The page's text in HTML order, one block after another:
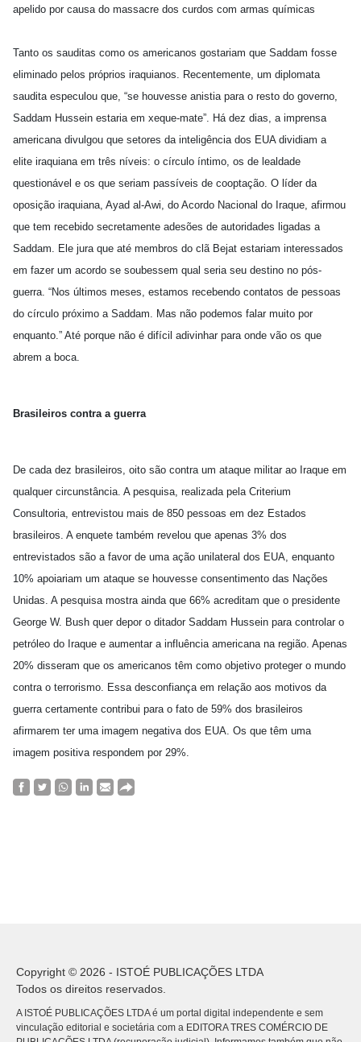
apelido por causa do massacre dos curdos com armas químicas
Tanto os sauditas como os americanos gostariam que Saddam fosse
eliminado pelos próprios iraquianos. Recentemente, um diplomata
saudita especulou que, “se houvesse anistia para o resto do governo,
Saddam Hussein estaria em xeque-mate”. Há dez dias, a imprensa
americana divulgou que setores da inteligência dos EUA dividiam a
elite iraquiana em três níveis: o círculo íntimo, os de lealdade
questionável e os que seriam passíveis de cooptação. O líder da
oposição iraquiana, Ayad al-Awi, do Acordo Nacional do Iraque, afirmou
que tem recebido secretamente adesões de autoridades ligadas a
Saddam. Ele jura que até membros do clã Bejat estariam interessados
em fazer um acordo se soubessem qual seria seu destino no pós-
guerra. “Nos últimos meses, estamos recebendo contatos de pessoas
do círculo próximo a Saddam. Mas não podemos falar muito por
enquanto.” Até porque não é difícil adivinhar para onde vão os que
abrem a boca.
Brasileiros contra a guerra
De cada dez brasileiros, oito são contra um ataque militar ao Iraque em
qualquer circunstância. A pesquisa, realizada pela Criterium
Consultoria, entrevistou mais de 850 pessoas em dez Estados
brasileiros. A enquete também revelou que apenas 3% dos
entrevistados são a favor de uma ação unilateral dos EUA, enquanto
10% apoiariam um ataque se houvesse consentimento das Nações
Unidas. A pesquisa mostra ainda que 66% acreditam que o presidente
George W. Bush quer depor o ditador Saddam Hussein para controlar o
petróleo do Iraque e aumentar a influência americana na região. Apenas
20% disseram que os americanos têm como objetivo proteger o mundo
contra o terrorismo. Essa desconfiança em relação aos motivos da
guerra certamente contribui para o fato de 59% dos brasileiros
afirmarem ter uma imagem negativa dos EUA. Os que têm uma
imagem positiva respondem por 29%.
Copyright © 2026 - ISTOÉ PUBLICAÇÕES LTDA
Todos os direitos reservados.
A ISTOÉ PUBLICAÇÕES LTDA é um portal digital independente e sem
vinculação editorial e societária com a EDITORA TRES COMÉRCIO DE